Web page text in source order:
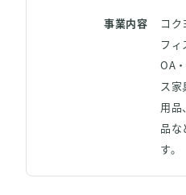
資料ダウ
Back
事業内容
コ
フィ
OA
ス
用品
品な
す。